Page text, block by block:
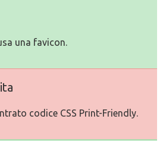
una favicon.
codice CSS Print-Friendly.